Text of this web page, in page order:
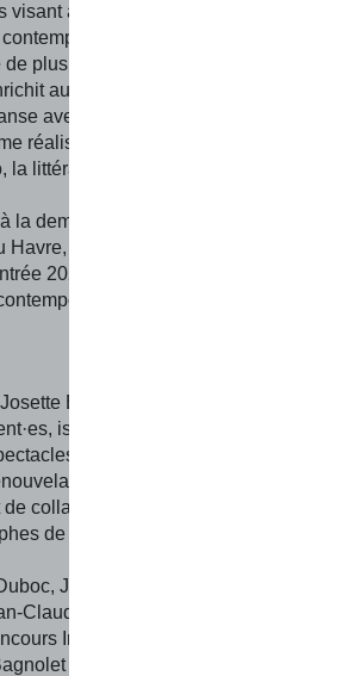
visant à ouvrir grand les
plus de quatre-vingts
au fil des années par le
avec les autres arts : le
réalisé deux longs
la littérature, la musique
la demande du Volcan,
Havre,
2022, il crée
de son « Ulysse
Baïz fait danser
issu·es de milieux très
aussi généreux
sans cesse au gré
collaborations artistiques
de renommée
Josette Baïz, alors
Claude Gallotta, remporte le
International de
et fonde alors sa